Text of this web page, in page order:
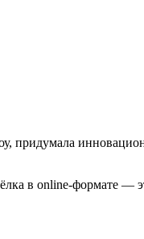
придумала
в online-формате —